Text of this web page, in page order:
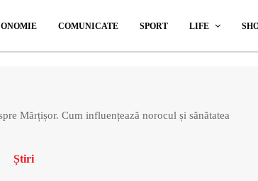
COMUNICATE SPORT LIFE
Mărțișor. Cum influențează norocul și sănătatea
Știri